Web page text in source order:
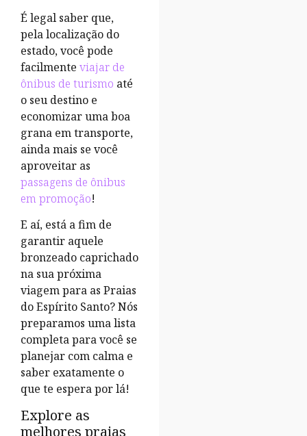
É legal saber que,
pela localização do
estado, você pode
facilmente viajar de
ônibus de turismo até
o seu destino e
economizar uma boa
grana em transporte,
ainda mais se você
aproveitar as
passagens de ônibus
em promoção!
E aí, está a fim de
garantir aquele
bronzeado caprichado
na sua próxima
viagem para as Praias
do Espírito Santo? Nós
preparamos uma lista
completa para você se
planejar com calma e
saber exatamente o
que te espera por lá!
Explore as
melhores praias